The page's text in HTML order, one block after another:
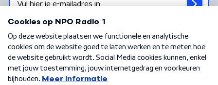
Algemene voorwaarden Privacybeleid